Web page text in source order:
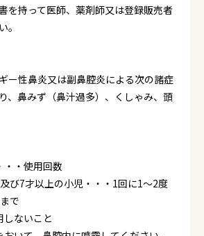
を持って医師、薬剤師又は登録販売者
。
ー性鼻炎又は副鼻腔炎による次の諸症
、鼻みず（鼻汁過多）、くしゃみ、頭
・・使用回数
び7才以上の小児・・・1回に1～2度
で
しないこと